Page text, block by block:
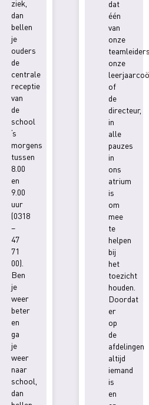
ziek,
dan
bellen
je
ouders
de
centrale
receptie
van
de
school
‘s
morgens
tussen
8.00
en
9.00
uur
(0318
–
47
71
00).
Ben
je
weer
beter
en
ga
je
weer
naar
school,
dan
dat
één
van
onze
onze
of
de
directeur,
in
alle
pauzes
in
ons
atrium
is
om
mee
te
helpen
bij
het
toezicht
houden.
Doordat
er
op
de
afdelingen
altijd
iemand
is
en